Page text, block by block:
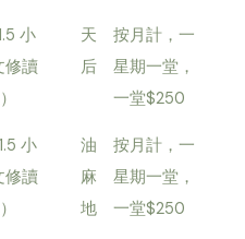
小
修讀
天
后
按月計，一
星期一堂，
一堂$250
小
修讀
油
麻
地
按月計，一
星期一堂，
一堂$250